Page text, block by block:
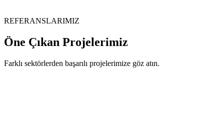
REFERANSLARIMIZ
Öne Çıkan Projelerimiz
Farklı sektörlerden başarılı projelerimize göz atın.